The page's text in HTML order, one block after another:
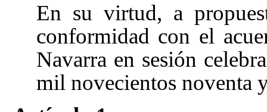
En su virtud, a
conformidad con el
Navarra en sesión
mil novecientos noventa